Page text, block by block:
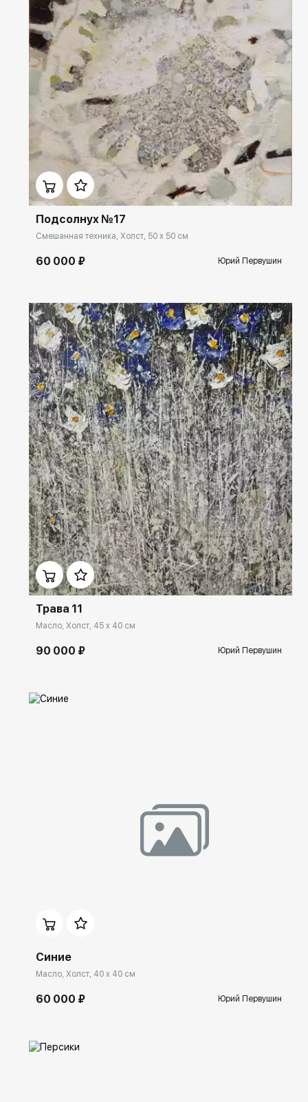
Домен: ekb.rakovgallery.ru
Подсолнух №17
Смешанная техника, Холст, 50 x 50 см
60 000 ₽ Юрий Первушин
Домен: ekb.rakovgallery.ru
Трава 11
Масло, Холст, 45 x 40 см
90 000 ₽ Юрий Первушин
Синие
Масло, Холст, 40 x 40 см
60 000 ₽ Юрий Первушин